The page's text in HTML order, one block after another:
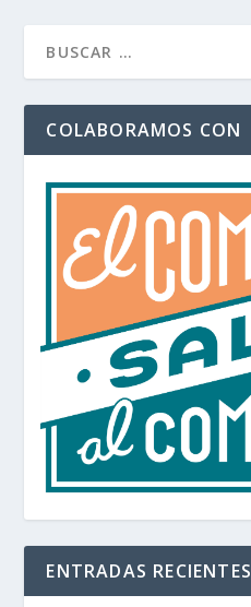
COLABORAMOS CON
ENTRADAS RECIENTES